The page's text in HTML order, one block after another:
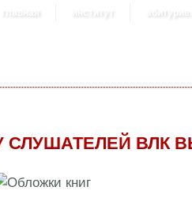
главная институт
СЛУШАТЕЛЕЙ ВЛК